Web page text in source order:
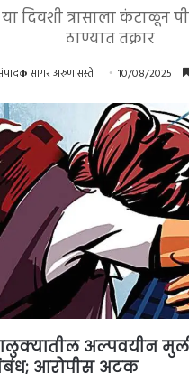
दिवशी त्रासाला कंटाळून
ठाण्यात तक्रार
सागर अरुण सस्ते 10/08/2025
अल्पवयीन
आरोपीस अटक